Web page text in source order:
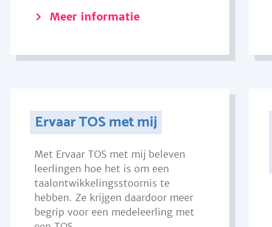
Meer informatie
Ervaar TOS met mij
Met Ervaar TOS met mij beleven
leerlingen hoe het is om een
taalontwikkelingsstoornis te
hebben. Ze krijgen daardoor meer
begrip voor een medeleerling met